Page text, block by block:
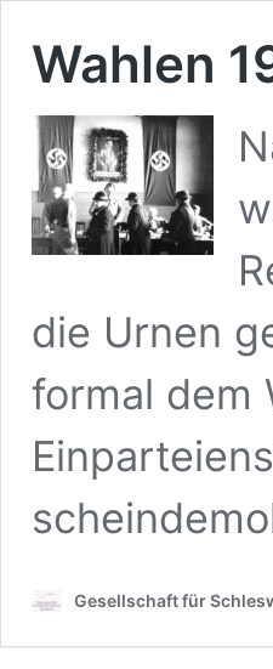
Wahlen
die Urnen
formal dem
Gesellschaft für